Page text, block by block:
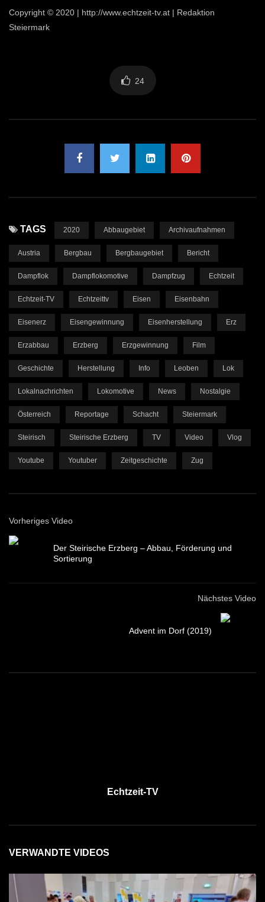
Copyright © 2020 | http://www.echtzeit-tv.at | Redaktion
Steiermark
24
TAGS 2020 Abbaugebiet Archivaufnahmen
Austria Bergbau Bergbaugebiet Bericht
Dampflok Dampflokomotive Dampfzug Echtzeit
Echtzeit-TV Echtzeittv Eisen Eisenbahn
Eisenerz Eisengewinnung Eisenherstellung Erz
Erzabbau Erzberg Erzgewinnung Film
Geschichte Herstellung Info Leoben Lok
Lokalnachrichten Lokomotive News Nostalgie
Österreich Reportage Schacht Steiermark
Steirisch Steirische Erzberg TV Video Vlog
Youtube Youtuber Zeitgeschichte Zug
Vorheriges Video
Der Steirische Erzberg – Abbau, Förderung und
Sortierung
Nächstes Video
Advent im Dorf (2019)
Echtzeit-TV
VERWANDTE VIDEOS